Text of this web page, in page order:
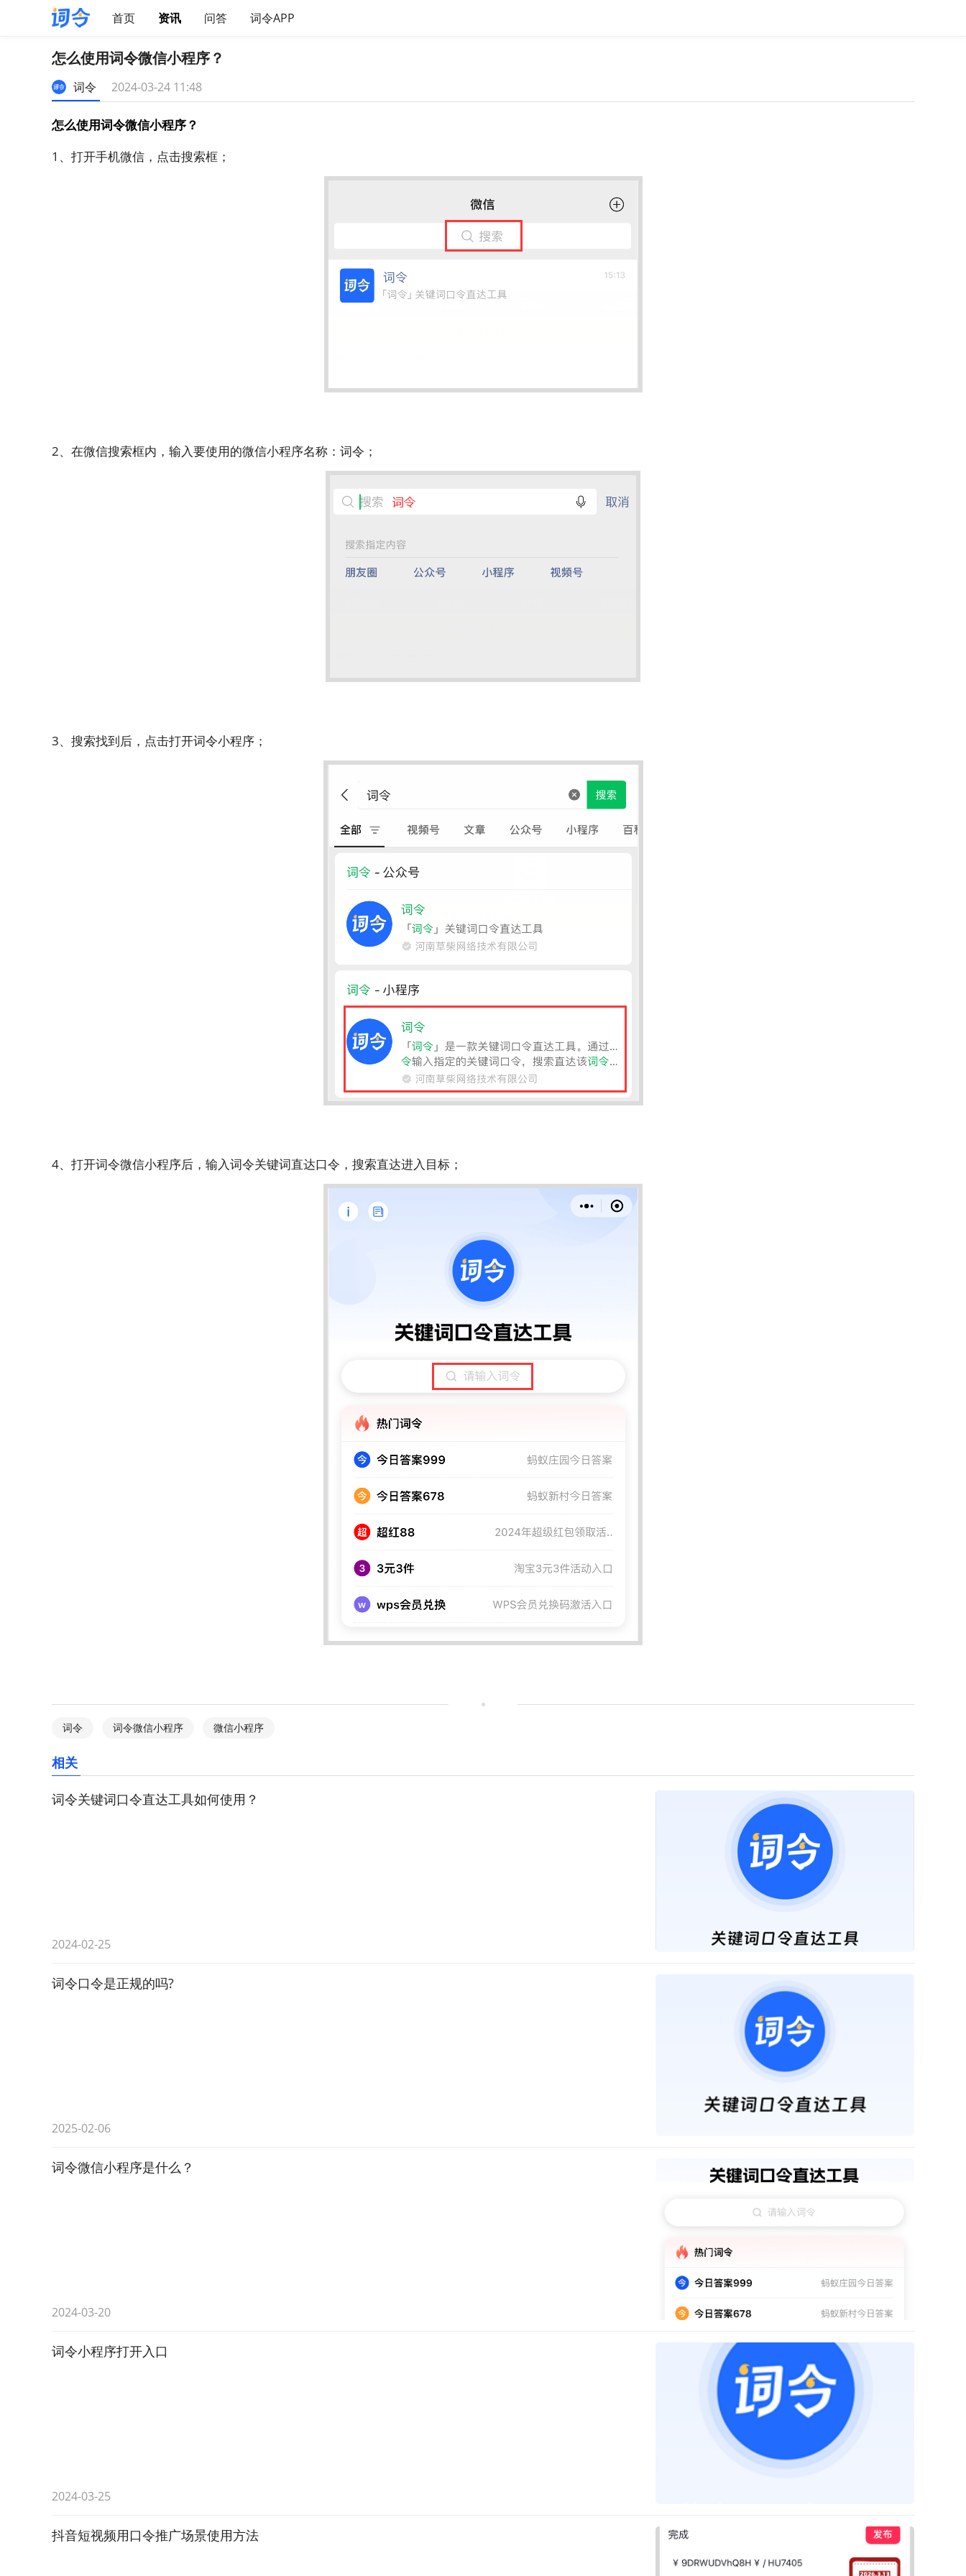
首页 资讯 问答 词令APP
怎么使用词令微信小程序？
词令 2024-03-24 11:48
怎么使用词令微信小程序？
1、打开手机微信 ，点击搜索框；
2、在微信搜索框内，输入要使用的微信小程序名称： 词令 ；
3、搜索找到后，点击打开词令小程序；
4、打开词令微信小程序后，输入词令关键词直达口令 ，搜索直达进入目标；
词令 词令微信小程序 微信小程序
相关
词令关键词口令直达工具如何使用？
2024-02-25
词令口令是正规的吗?
2025-02-06
词令微信小程序是什么？
2024-03-20
词令小程序打开入口
2024-03-25
抖音短视频用口令推广场景使用方法